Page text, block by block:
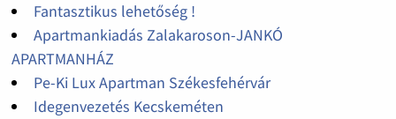
Fantasztikus lehetőség !
Apartmankiadás Zalakaroson-JANKÓ
APARTMANHÁZ
Pe-Ki Lux Apartman Székesfehérvár
Idegenvezetés Kecskeméten